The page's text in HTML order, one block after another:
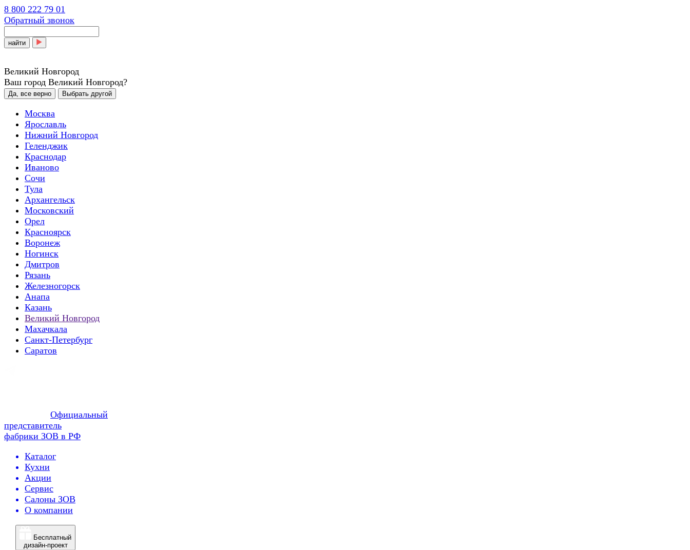
8 800 222 79 01
Обратный звонок
найти
Великий Новгород
Ваш город Великий Новгород?
Да, все верно Выбрать другой
Москва
Ярославль
Нижний Новгород
Геленджик
Краснодар
Иваново
Сочи
Тула
Архангельск
Московский
Орел
Красноярск
Воронеж
Ногинск
Дмитров
Рязань
Железногорск
Анапа
Казань
Великий Новгород
Махачкала
Санкт-Петербург
Саратов
Официальный
представитель
фабрики ЗОВ в РФ
Каталог
Кухни
Акции
Сервис
Салоны ЗОВ
О компании
Бесплатный
дизайн-проект